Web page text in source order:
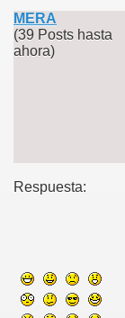
MERA
(39 Posts hasta
ahora)
Respuesta: